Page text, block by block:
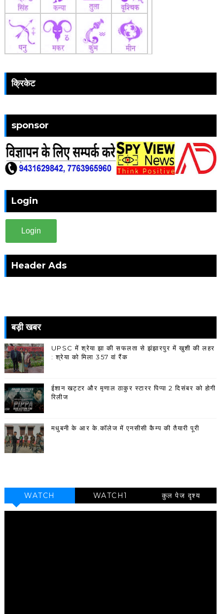
क्रिकेट
sponsor
Login
Login
Header Ads
बड़ी खबर
UPSC में श्रेया झा की सफलता से झंझारपुर में खुशी की लहर
: श्रेया को मिला 357 वां रैंक
ईशान खट्टर और मृणाल ठाकुर स्टारर पिप्पा 2 दिसंबर को होगी
रिलीज
मधुबनी के आर के.कॉलेज में एनसीसी कैम्प की तैयारी पूरी
WATCH WATCH1 कुल पेज दृश्य